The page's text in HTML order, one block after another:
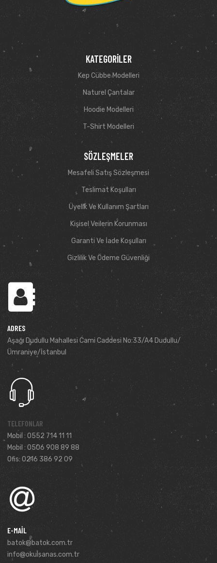
KATEGORILER
Kep Cübbe Modelleri
Naturel Çantalar
Hoodie Modelleri
T-Shirt Modelleri
SÖZLEŞMELER
Mesafeli Satış Sözleşmesi
Teslimat Koşulları
Üyelik Ve Kullanım Şartları
Kişisel Veilerin Korunması
Garanti Ve İade Koşulları
Gizlilik Ve Ödeme Güvenliği
ADRES
Aşağı Dudullu Mahallesi Cami Caddesi No:33/A4 Dudullu/
Ümraniye/İstanbul
TELEFONLAR
Mobil : 0552 714 11 11
Mobil : 0506 908 89 88
Ofis: 0216 386 92 09
E-MAIL
batok@batok.com.tr
info@okulsanas.com.tr